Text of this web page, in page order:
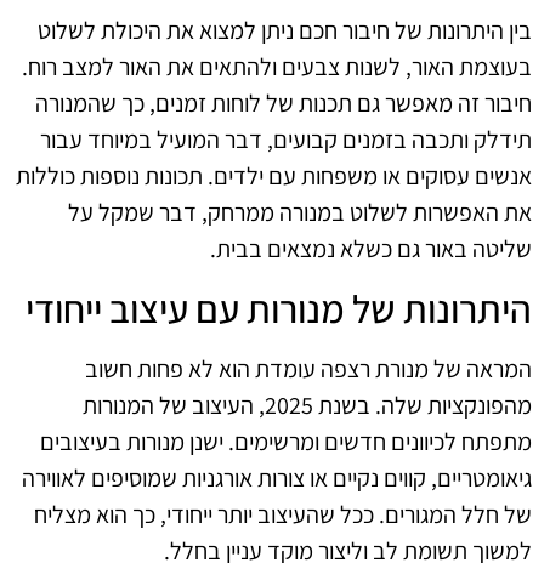
בין היתרונות של חיבור חכם ניתן למצוא את היכולת לשלוט
בעוצמת האור, לשנות צבעים ולהתאים את האור למצב רוח.
חיבור זה מאפשר גם תכנות של לוחות זמנים, כך שהמנורה
תידלק ותכבה בזמנים קבועים, דבר המועיל במיוחד עבור
אנשים עסוקים או משפחות עם ילדים. תכונות נוספות כוללות
את האפשרות לשלוט במנורה ממרחק, דבר שמקל על
שליטה באור גם כשלא נמצאים בבית.
היתרונות של מנורות עם עיצוב ייחודי
המראה של מנורת רצפה עומדת הוא לא פחות חשוב
מהפונקציות שלה. בשנת 2025, העיצוב של המנורות
מתפתח לכיוונים חדשים ומרשימים. ישנן מנורות בעיצובים
גיאומטריים, קווים נקיים או צורות אורגניות שמוסיפים לאווירה
של חלל המגורים. ככל שהעיצוב יותר ייחודי, כך הוא מצליח
למשוך תשומת לב וליצור מוקד עניין בחלל.